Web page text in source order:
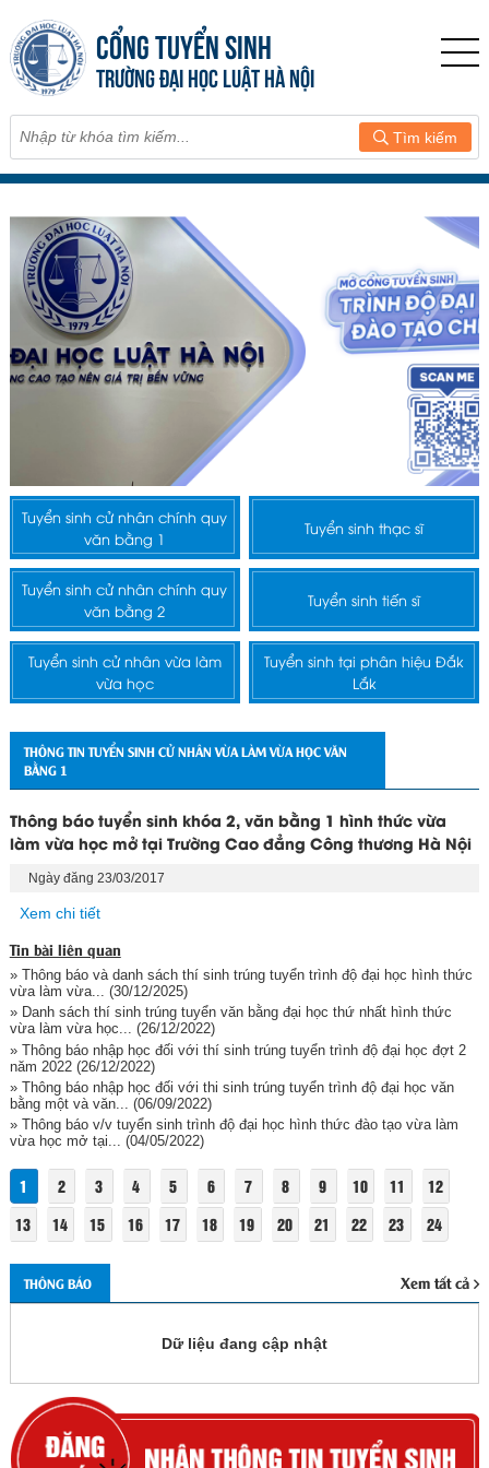
CỔNG TUYỂN SINH
TRƯỜNG ĐẠI HỌC LUẬT HÀ NỘI
Tìm kiếm
Tuyển sinh cử nhân chính quy
văn bằng 1
Tuyển sinh thạc sĩ
Tuyển sinh cử nhân chính quy
văn bằng 2
Tuyển sinh tiến sĩ
Tuyển sinh cử nhân vừa làm
vừa học
Tuyển sinh tại phân hiệu Đắk
Lắk
THÔNG TIN TUYỂN SINH CỬ NHÂN VỪA LÀM VỪA HỌC VĂN
BẰNG 1
Thông báo tuyển sinh khóa 2, văn bằng 1 hình thức vừa
làm vừa học mở tại Trường Cao đẳng Công thương Hà Nội
Ngày đăng 23/03/2017
Xem chi tiết
Tin bài liên quan
» Thông báo và danh sách thí sinh trúng tuyển trình độ đại học hình thức
vừa làm vừa...
(30/12/2025)
» Danh sách thí sinh trúng tuyển văn bằng đại học thứ nhất hình thức
vừa làm vừa học... (26/12/2022)
» Thông báo nhập học đối với thí sinh trúng tuyển trình độ đại học đợt 2
năm 2022(26/12/2022)
» Thông báo nhập học đối với thi sinh trúng tuyển trình độ đại học văn
bằng một và văn... (06/09/2022)
» Thông báo v/v tuyển sinh trình độ đại học hình thức đào tạo vừa làm
vừa học mở tại... (04/05/2022)
1 2 3 4 5 6 7 8 9 10 11
12
13
14 15 16 17 18 19 20 21 22 23 24
THÔNG BÁO Xem tất cả
Dữ liệu đang cập nhật